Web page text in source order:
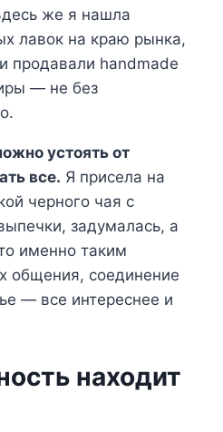
же я нашла
лавок на краю рынка,
продавали handmade
— не без
устоять от
все. Я присела на
черного чая с
задумалась, а
именно таким
общения, соединение
— все интереснее и
находит